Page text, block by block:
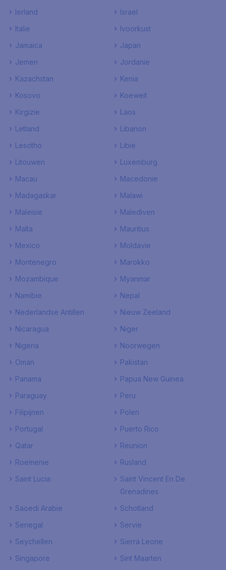
Ierland
Israel
Italie
Ivoorkust
Jamaica
Japan
Jemen
Jordanie
Kazachstan
Kenia
Kosovo
Koeweit
Kirgizie
Laos
Letland
Libanon
Lesotho
Libie
Litouwen
Luxemburg
Macau
Macedonie
Madagaskar
Malawi
Maleisie
Malediven
Malta
Mauritius
Mexico
Moldavie
Montenegro
Marokko
Mozambique
Myanmar
Namibie
Nepal
Nederlandse Antillen
Nieuw Zeeland
Nicaragua
Niger
Nigeria
Noorwegen
Oman
Pakistan
Panama
Papua New Guinea
Paraguay
Peru
Filipijnen
Polen
Portugal
Puerto Rico
Qatar
Reunion
Roemenie
Rusland
Saint Lucia
Saint Vincent En De
Grenadines
Saoedi Arabie
Schotland
Senegal
Servie
Seychellen
Sierra Leone
Singapore
Sint Maarten